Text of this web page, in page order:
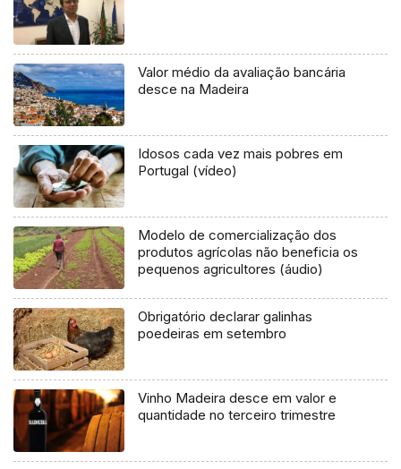
Valor médio da avaliação bancária
desce na Madeira
Idosos cada vez mais pobres em
Portugal (vídeo)
Modelo de comercialização dos
produtos agrícolas não beneficia os
pequenos agricultores (áudio)
Obrigatório declarar galinhas
poedeiras em setembro
Vinho Madeira desce em valor e
quantidade no terceiro trimestre